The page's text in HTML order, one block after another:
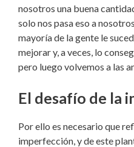
nosotros una buena
solo nos pasa eso a
mayoría de la gente le
mejorar y, a veces, lo
pero luego volvemos a las
El desafío de la
Por ello es necesario que
imperfección, y de este